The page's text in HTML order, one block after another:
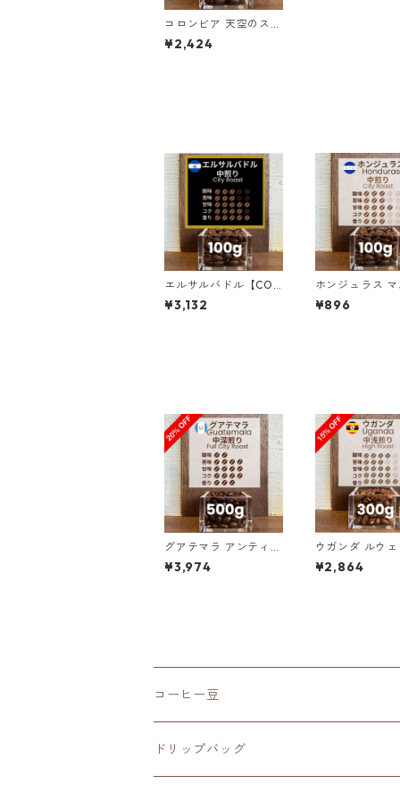
コロンビア 天空のスプ
レモ 300g（100g単
価の15%OFF）
¥2,424
エルサルバドル【COE
2025 8位】ロス・ナラ
ンホス農園 ナチュラ
¥3,132
ホンジュラス
ン・ロペス農園
サン・マヌエ
¥896
グアテマラ アンティグ
ア ラス・ヌベス農園
レッドブルボン100％
¥3,974
ウガンダ ルウェンゾリ
アフリカン・ム
“ドンキー” ナ
¥2,864
コーヒー豆
深煎り（French Roast）
ドリップバッグ